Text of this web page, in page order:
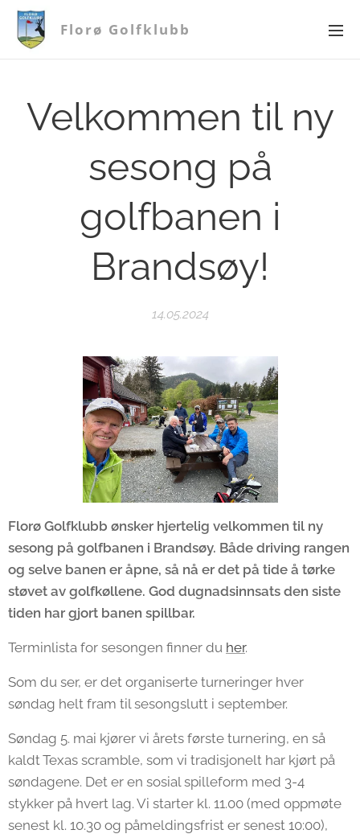
Florø Golfklubb
Velkommen til ny
sesong på
golfbanen i
Brandsøy!
14.05.2024
Florø Golfklubb ønsker hjertelig velkommen til ny
sesong på golfbanen i Brandsøy. Både driving rangen
og selve banen er åpne, så nå er det på tide å tørke
støvet av golfkøllene. God dugnadsinnsats den siste
tiden har gjort banen spillbar.
Terminlista for sesongen finner du her.
Som du ser, er det organiserte turneringer hver
søndag helt fram til sesongslutt i september.
Søndag 5. mai kjører vi årets første turnering, en så
kaldt Texas scramble, som vi tradisjonelt har kjørt på
søndagene. Det er en sosial spilleform med 3-4
stykker på hvert lag. Vi starter kl. 11.00 (med oppmøte
senest kl. 10.30 og påmeldingsfrist er senest 10:00),